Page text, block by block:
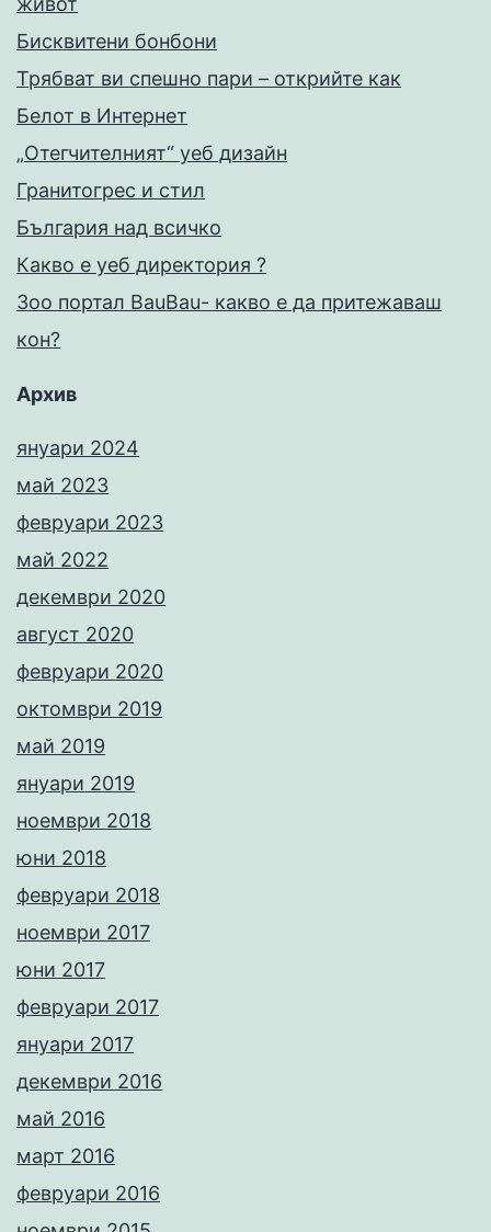
Бисквитени бонбони
Трябват ви спешно пари – открийте как
Белот в Интернет
„Отегчителният“ уеб дизайн
Гранитогрес и стил
България над всичко
Какво е уеб директория ?
Зоо портал BauBau- какво е да притежаваш
кон?
Архив
януари 2024
май 2023
февруари 2023
май 2022
декември 2020
август 2020
февруари 2020
октомври 2019
май 2019
януари 2019
ноември 2018
юни 2018
февруари 2018
ноември 2017
юни 2017
февруари 2017
януари 2017
декември 2016
май 2016
март 2016
февруари 2016